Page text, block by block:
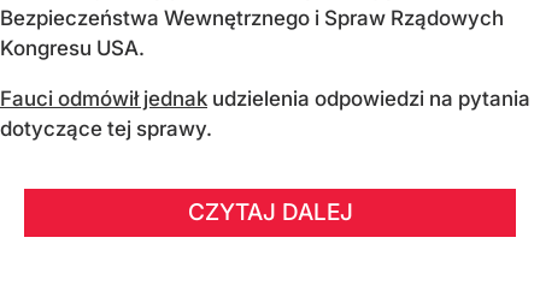
Bezpieczeństwa Wewnętrznego i Spraw Rządowych
Kongresu USA.
Fauci odmówił jednak udzielenia odpowiedzi na pytania
dotyczące tej sprawy.
CZYTAJ DALEJ